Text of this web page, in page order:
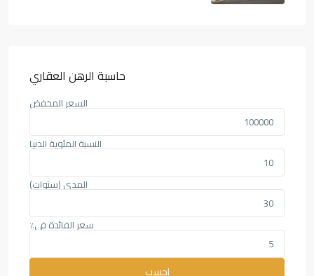
حاسبة الرهن العقاري
السعر المخفض
النسبة المئوية الدنيا
المدى (سنوات)
سعر الفائدة في٪
احسب